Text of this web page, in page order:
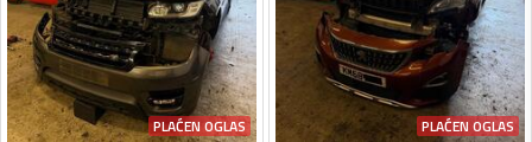
PLAĆEN OGLAS PLAĆEN OGLAS